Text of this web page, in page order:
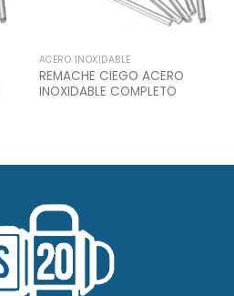
ACERO INOXIDABLE
REMACHE CIEGO ACERO
INOXIDABLE COMPLETO